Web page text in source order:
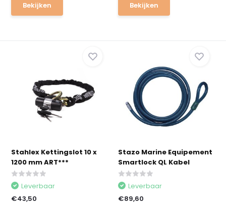
Bekijken Bekijken
Stahlex Kettingslot 10 x
1200 mm ART***
Leverbaar
€43,50
Stazo Marine Equipement
Smartlock QL Kabel
Leverbaar
€89,60